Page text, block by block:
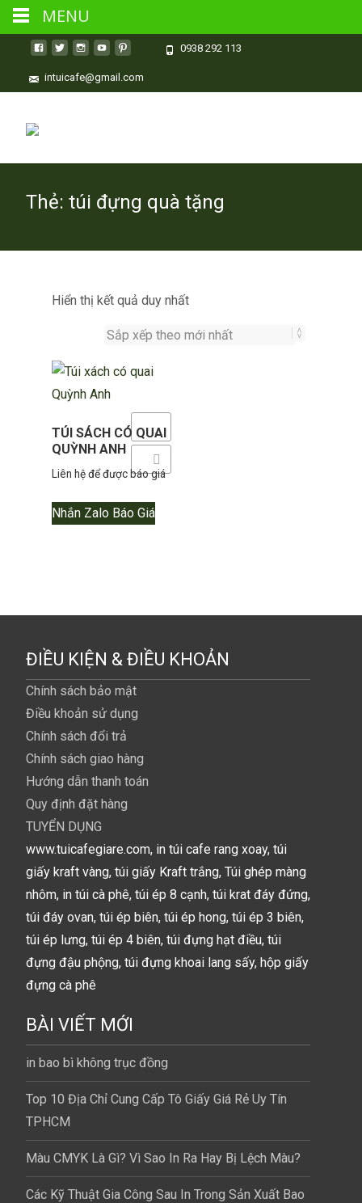
0938 292 113
intuicafe@gmail.com
Thẻ: túi đựng quà tặng
Hiển thị kết quả duy nhất
TÚI SÁCH CÓ QUAI
QUỲNH ANH
Liên hệ để được báo giá
Nhắn Zalo Báo Giá
Yêu thích
ĐIỀU KIỆN & ĐIỀU KHOẢN
Chính sách bảo mật
Điều khoản sử dụng
Chính sách đổi trả
Chính sách giao hàng
Hướng dẫn thanh toán
Quy định đặt hàng
TUYỂN DỤNG
www.tuicafegiare.com, in túi cafe rang xoay, túi
giấy kraft vàng, túi giấy Kraft trắng, Túi ghép màng
nhôm, in túi cà phê, túi ép 8 cạnh, túi krat đáy đứng,
túi đáy ovan, túi ép biên, túi ép hong, túi ép 3 biên,
túi ép lưng, túi ép 4 biên, túi đựng hạt điều, túi
đựng đậu phộng, túi đựng khoai lang sấy, hộp giấy
đựng cà phê
BÀI VIẾT MỚI
in bao bì không trục đồng
Top 10 Địa Chỉ Cung Cấp Tô Giấy Giá Rẻ Uy Tín
TPHCM
Màu CMYK Là Gì? Vì Sao In Ra Hay Bị Lệch Màu?
Các Kỹ Thuật Gia Công Sau In Trong Sản Xuất Bao
MENU